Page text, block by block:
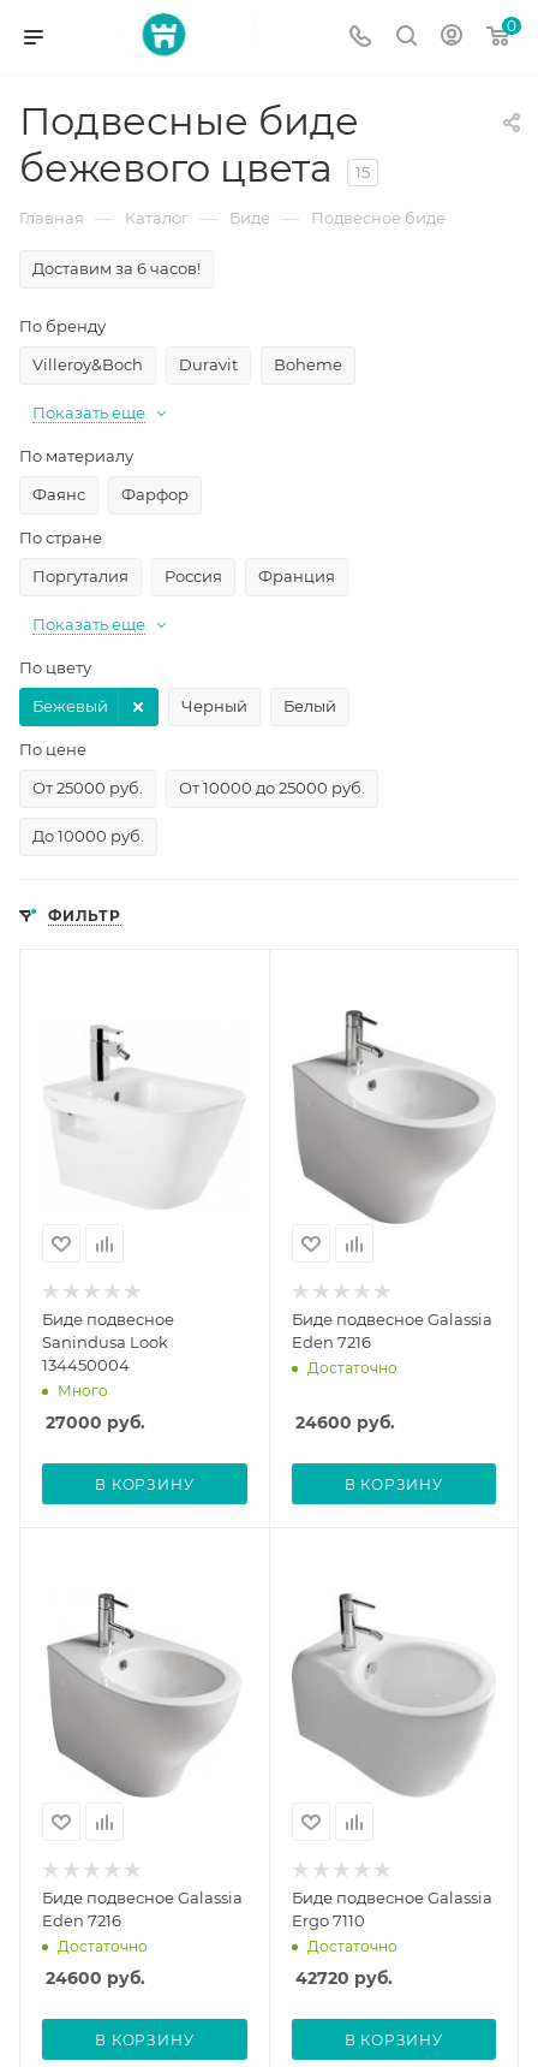
0
Подвесные биде
бежевого цвета
15
Главная — Каталог — Биде — Подвесное биде
Доставим за 6 часов!
По бренду
Villeroy&Boch
Duravit Boheme
Показать еще
По материалу
Фаянс
Фарфор
По стране
Поргуталия
Россия Франция
Показать еще
По цвету
Бежевый
Черный Белый
По цене
От 25000 руб.
От 10000 до 25000 руб.
До 10000 руб.
ФИЛЬТР
Биде подвесное
Sanindusa Look
134450004
Много
27000 руб.
В КОРЗИНУ
Биде подвесное Galassia
Eden 7216
Достаточно
24600 руб.
В КОРЗИНУ
Биде подвесное Galassia
Eden 7216
Достаточно
24600 руб.
В КОРЗИНУ
Биде подвесное Galassia
Ergo 7110
Достаточно
42720 руб.
В КОРЗИНУ